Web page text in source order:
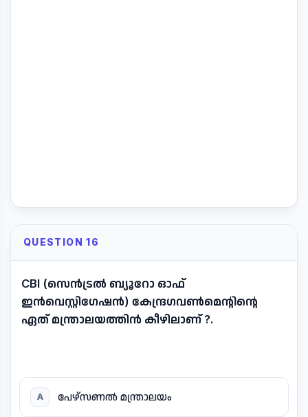
QUESTION 16
CBI (സെൻട്രൽ ബ്യൂറോ ഓഫ്
ഇൻവെസ്റ്റിഗേഷൻ) കേന്ദ്രഗവൺമെന്റിന്റെ
ഏത് മന്ത്രാലയത്തിൻ കീഴിലാണ് ?.
A പേഴ്സണൽ മന്ത്രാലയം